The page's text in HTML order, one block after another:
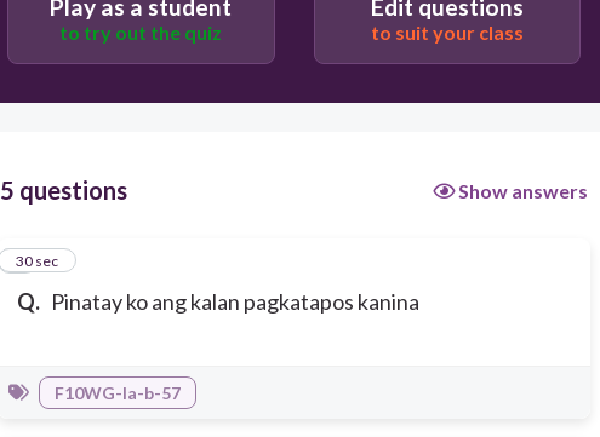
Play as a student
to try out the quiz
Edit questions
to suit your class
5 questions Show answers
Q. Pinatay ko ang kalan pagkatapos kanina
1
30 sec
F10WG-Ia-b-57